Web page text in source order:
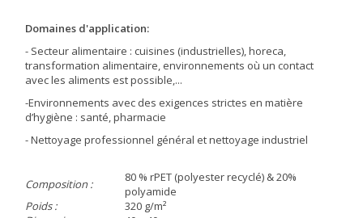
Domaines d'application:
- Secteur alimentaire : cuisines (industrielles), horeca,
transformation alimentaire, environnements où un contact
avec les aliments est possible,...
-Environnements avec des exigences strictes en matière
d’hygiène : santé, pharmacie
- Nettoyage professionnel général et nettoyage industriel
Composition :
80 % rPET (polyester recyclé) & 20%
polyamide
Poids :
320 g/m²